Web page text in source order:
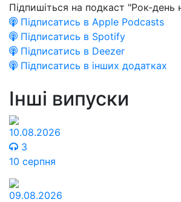
Підпишіться на подкаст "Рок-день
Підписатись в Apple Podcasts
Підписатись в Spotify
Підписатись в Deezer
Підписатись в інших додатках
Інші випуски
10.08.2026
3
10 серпня
09.08.2026